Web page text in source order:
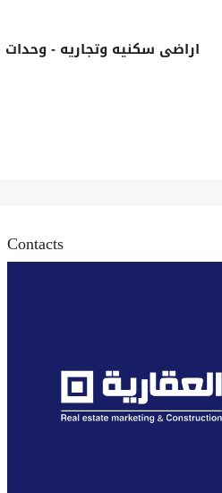
اراضى سكنيه وتجاريه -
Contacts